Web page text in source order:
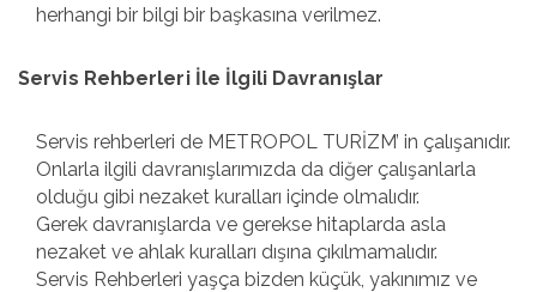
herhangi bir bilgi bir başkasına verilmez.
Servis Rehberleri İle İlgili Davranışlar
Servis rehberleri de METROPOL TURİZM’ in çalışanıdır.
Onlarla ilgili davranışlarımızda da diğer çalışanlarla
olduğu gibi nezaket kuralları içinde olmalıdır.
Gerek davranışlarda ve gerekse hitaplarda asla
nezaket ve ahlak kuralları dışına çıkılmamalıdır.
Servis Rehberleri yaşça bizden küçük, yakınımız ve